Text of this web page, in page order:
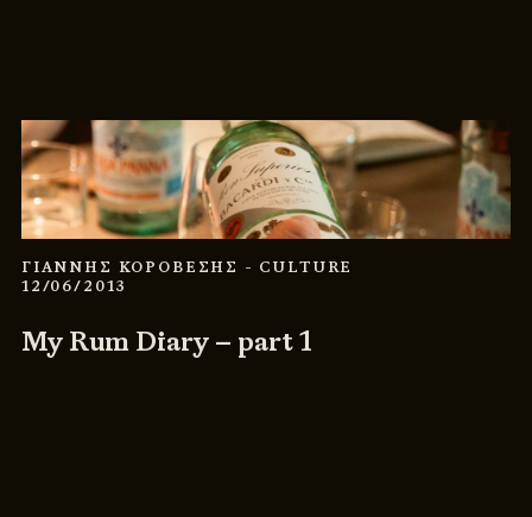
ΓΙΑΝΝΗΣ ΚΟΡΟΒΕΣΗΣ - CULTURE
12/06/2013
My Rum Diary – part 1